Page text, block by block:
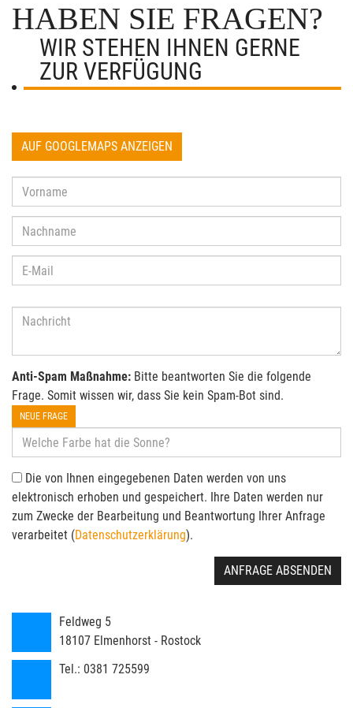
HABEN SIE FRAGEN?
WIR STEHEN IHNEN GERNE
ZUR VERFÜGUNG
AUF GOOGLEMAPS ANZEIGEN
Anti-Spam Maßnahme: Bitte beantworten Sie die folgende
Frage. Somit wissen wir, dass Sie kein Spam-Bot sind.
NEUE FRAGE
Die von Ihnen eingegebenen Daten werden von uns
elektronisch erhoben und gespeichert. Ihre Daten werden nur
zum Zwecke der Bearbeitung und Beantwortung Ihrer Anfrage
verarbeitet (Datenschutzerklärung).
ANFRAGE ABSENDEN
Feldweg 5
18107 Elmenhorst - Rostock
Tel.: 0381 725599